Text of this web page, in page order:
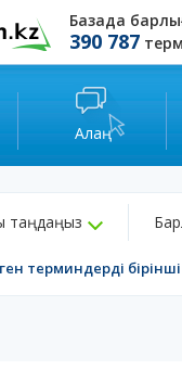
Базада
390 787
Алаң
таңдаңыз
терминдерді бірінші